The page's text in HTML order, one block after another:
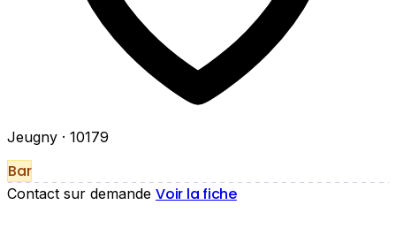
Jeugny · 10179
Bar
Contact sur demande Voir la fiche